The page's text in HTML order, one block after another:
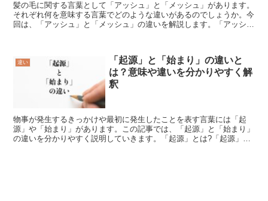
髪の毛に関する言葉として「アッシュ」と「メッシュ」があります。
それぞれ何を意味する言葉でどのような違いがあるのでしょうか。今
回は、「アッシュ」と「メッシュ」の違いを解説します。「アッシ
違い
「起源」と「始まり」の違いと
は？意味や違いを分かりやすく解
釈
物事が発生するきっかけや最初に発生したことを表す言葉には「起
源」や「始まり」があります。この記事では、「起源」と「始まり」
の違いを分かりやすく説明していきます。「起源」とは?「起源」と